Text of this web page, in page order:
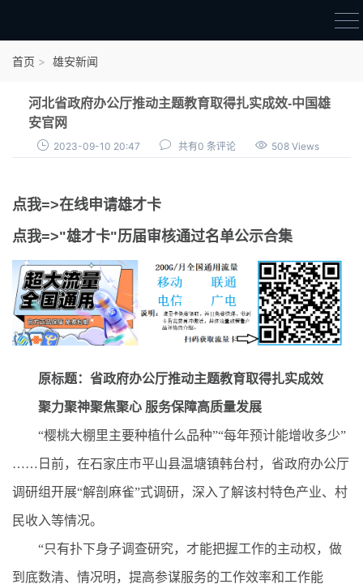
审核通过公示
首页 雄安新闻
河北省政府办公厅推动主题教育取得扎实成效-中国雄
安官网
2023-09-10 20:47 共有0 条评论 508 Views
点我=>在线申请雄才卡
点我=>"雄才卡"历届审核通过名单公示合集
原标题：省政府办公厅推动主题教育取得扎实成效
聚力聚神聚焦聚心 服务保障高质量发展
“樱桃大棚里主要种植什么品种”“每年预计能增收多少”
……日前，在石家庄市平山县温塘镇韩台村，省政府办公厅
调研组开展“解剖麻雀”式调研，深入了解该村特色产业、村
民收入等情况。
“只有扑下身子调查研究，才能把握工作的主动权，做
到底数清、情况明，提高参谋服务的工作效率和工作能